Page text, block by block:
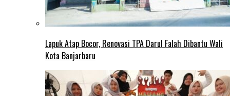
Lapuk Atap Bocor, Renovasi TPA Darul Falah Dibantu Wali
Kota Banjarbaru